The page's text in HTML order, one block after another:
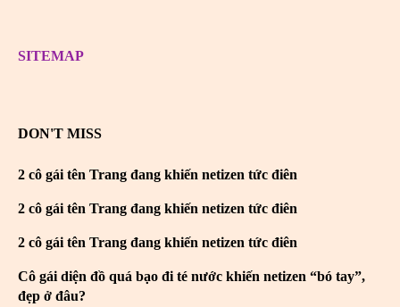
SITEMAP
DON'T MISS
2 cô gái tên Trang đang khiến netizen tức điên
2 cô gái tên Trang đang khiến netizen tức điên
2 cô gái tên Trang đang khiến netizen tức điên
Cô gái diện đồ quá bạo đi té nước khiến netizen “bó tay”,
đẹp ở đâu?